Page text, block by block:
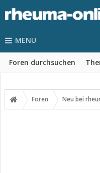
MENU
Foren durchsuchen
Foren Neu bei